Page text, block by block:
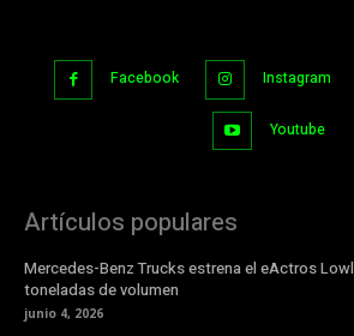
Facebook Instagram
Youtube
Artículos populares
Mercedes-Benz Trucks estrena el eActros
toneladas de volumen
junio 4, 2026